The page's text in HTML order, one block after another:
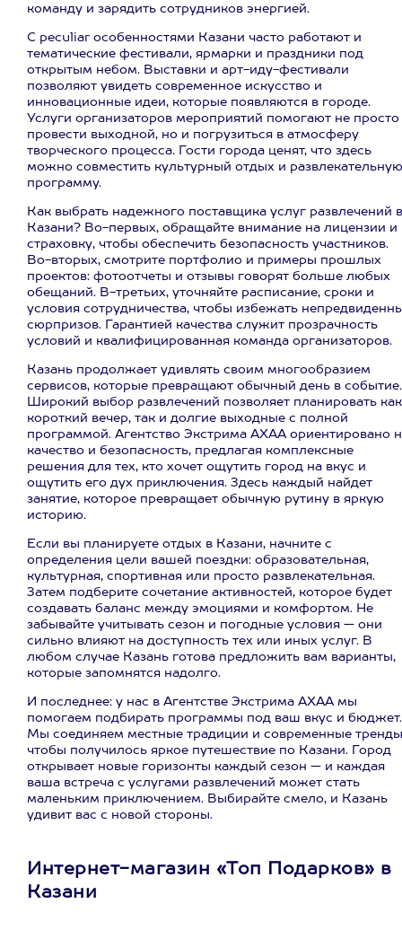
команду и зарядить сотрудников энергией.
С peculiar особенностями Казани часто работают и
тематические фестивали, ярмарки и праздники под
открытым небом. Выставки и арт-иду-фестивали
позволяют увидеть современное искусство и
инновационные идеи, которые появляются в городе.
Услуги организаторов мероприятий помогают не просто
провести выходной, но и погрузиться в атмосферу
творческого процесса. Гости города ценят, что здесь
можно совместить культурный отдых и развлекательную
программу.
Как выбрать надежного поставщика услуг развлечений в
Казани? Во-первых, обращайте внимание на лицензии и
страховку, чтобы обеспечить безопасность участников.
Во-вторых, смотрите портфолио и примеры прошлых
проектов: фотоотчеты и отзывы говорят больше любых
обещаний. В-третьих, уточняйте расписание, сроки и
условия сотрудничества, чтобы избежать
сюрпризов. Гарантией качества служит прозрачность
условий и квалифицированная команда организаторов.
Казань продолжает удивлять своим многообразием
сервисов, которые превращают обычный день в событие.
Широкий выбор развлечений позволяет планировать как
короткий вечер, так и долгие выходные с полной
программой. Агентство Экстрима АХАА ориентировано
качество и безопасность, предлагая комплексные
решения для тех, кто хочет ощутить город на вкус и
ощутить его дух приключения. Здесь каждый найдет
занятие, которое превращает обычную рутину в яркую
историю.
Если вы планируете отдых в Казани, начните с
определения цели вашей поездки: образовательная,
культурная, спортивная или просто развлекательная.
Затем подберите сочетание активностей, которое будет
создавать баланс между эмоциями и комфортом. Не
забывайте учитывать сезон и погодные условия — они
сильно влияют на доступность тех или иных услуг. В
любом случае Казань готова предложить вам варианты,
которые запомнятся надолго.
И последнее: у нас в Агентстве Экстрима АХАА мы
помогаем подбирать программы под ваш вкус и бюджет.
Мы соединяем местные традиции и современные
чтобы получилось яркое путешествие по Казани. Город
открывает новые горизонты каждый сезон — и каждая
ваша встреча с услугами развлечений может стать
маленьким приключением. Выбирайте смело, и Казань
удивит вас с новой стороны.
Интернет-магазин «Топ Подарков» в
Казани